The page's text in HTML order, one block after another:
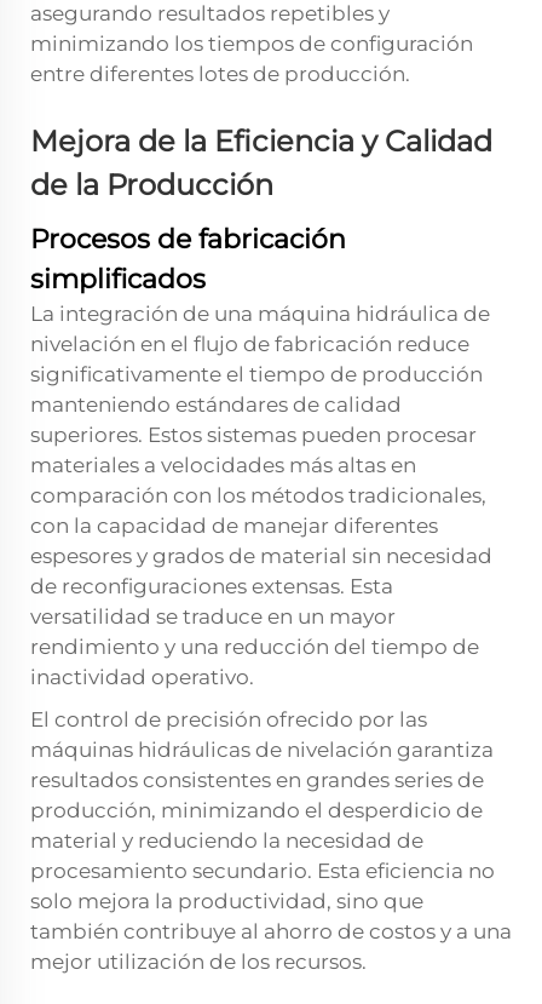
asegurando resultados repetibles y
minimizando los tiempos de configuración
entre diferentes lotes de producción.
Mejora de la Eficiencia y Calidad
de la Producción
Procesos de fabricación
simplificados
La integración de una máquina hidráulica de
nivelación en el flujo de fabricación reduce
significativamente el tiempo de producción
manteniendo estándares de calidad
superiores. Estos sistemas pueden procesar
materiales a velocidades más altas en
comparación con los métodos tradicionales,
con la capacidad de manejar diferentes
espesores y grados de material sin necesidad
de reconfiguraciones extensas. Esta
versatilidad se traduce en un mayor
rendimiento y una reducción del tiempo de
inactividad operativo.
El control de precisión ofrecido por las
máquinas hidráulicas de nivelación garantiza
resultados consistentes en grandes series de
producción, minimizando el desperdicio de
material y reduciendo la necesidad de
procesamiento secundario. Esta eficiencia no
solo mejora la productividad, sino que
también contribuye al ahorro de costos y a una
mejor utilización de los recursos.